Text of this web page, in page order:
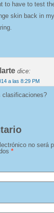
to have to test
skin back in
dice:
a las 8:29 PM
clasificaciones?
no será
*